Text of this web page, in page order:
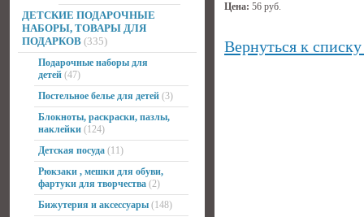
ДЕТСКИЕ ПОДАРОЧНЫЕ
НАБОРЫ, ТОВАРЫ ДЛЯ
ПОДАРКОВ (335)
Подарочные наборы для
детей (47)
Постельное белье для детей (3)
Блокноты, раскраски, пазлы,
наклейки (124)
Детская посуда (11)
Рюкзаки , мешки для обуви,
фартуки для творчества (2)
Бижутерия и аксессуары (148)
Цена: 56 руб.
Вернуться к списку